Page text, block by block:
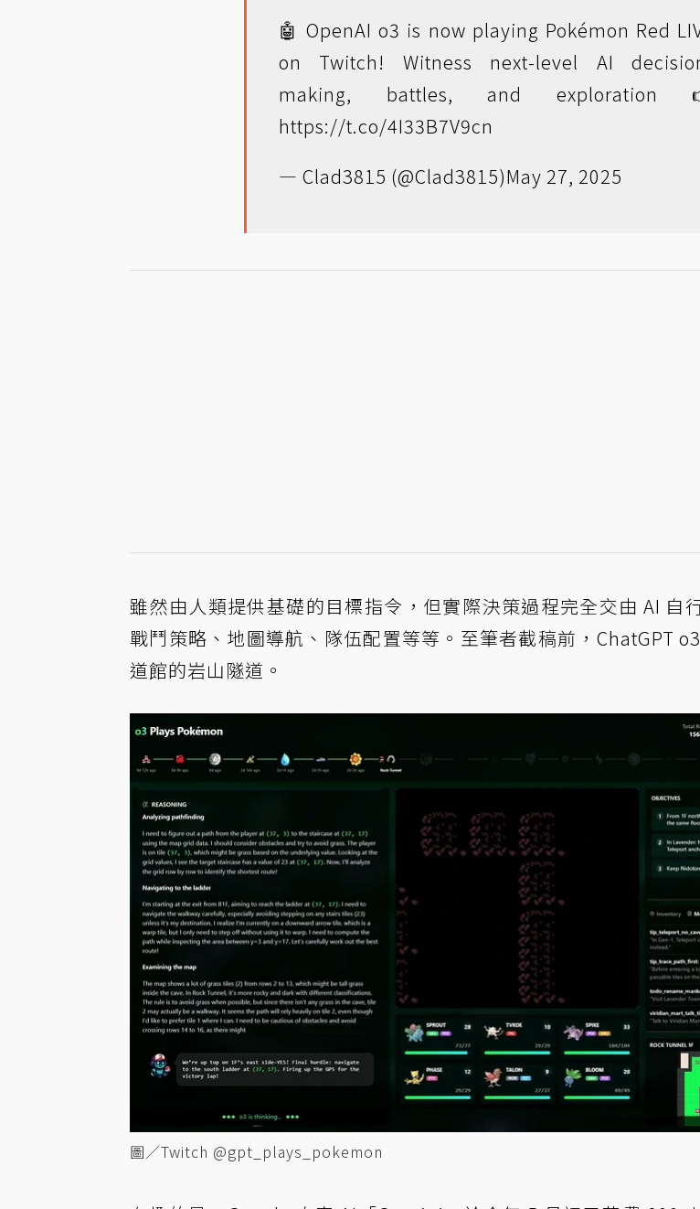
🤖 OpenAI o3 is now playing Pokémon Red
on Twitch! Witness next-level AI
making, battles, and exploration
https://t.co/4I33B7V9cn
— Clad3815 (@Clad3815)May 27, 2025
雖然由人類提供基礎的目標指令，但實際決策過程完全交由 AI 自
戰鬥策略、地圖導航、隊伍配置等等。至筆者截稿前，ChatGPT
道館的岩山隧道。
圖／Twitch @gpt_plays_pokemon